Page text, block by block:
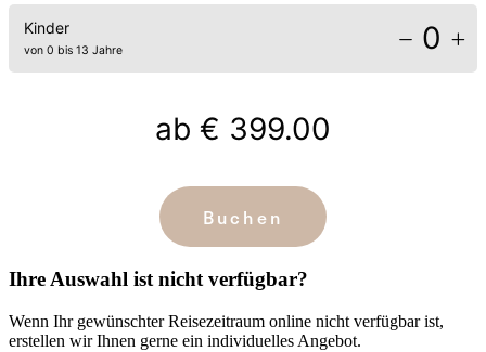
Kinder
von 0 bis 13 Jahre 0
ab € 399.00
Buchen
Ihre Auswahl ist nicht verfügbar?
Wenn Ihr gewünschter Reisezeitraum online nicht verfügbar ist,
erstellen wir Ihnen gerne ein individuelles Angebot.